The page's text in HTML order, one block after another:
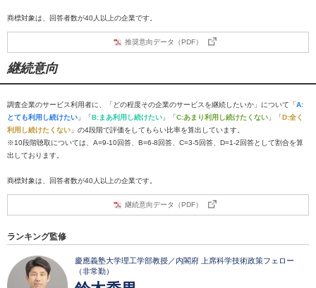
商標対象は、回答者数が40人以上の企業です。
推奨意向データ（PDF）
継続意向
調査企業のサービス利用者に、「どの程度その企業のサービスを継続したいか」について「A:
とても利用し続けたい 」「B:まあ利用し続けたい 」「C:あまり利用し続けたくない 」「D:全く
利用し続けたくない 」の4段階で評価をしてもらい比率を算出しています。
※10段階聴取については、A=9-10回答、B=6-8回答、C=3-5回答、D=1-2回答として割合を算
出しております。
商標対象は、回答者数が40人以上の企業です。
継続意向データ（PDF）
ランキング監修
慶應義塾大学理工学部教授／内閣府 上席科学技術政策フェロー
（非常勤）